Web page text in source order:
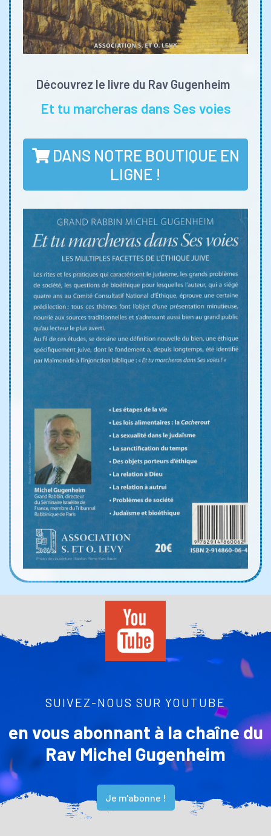
Découvrez le livre du Rav Gugenheim
Et tu marcheras dans Ses voies
DANS NOTRE BOUTIQUE EN
LIGNE !
SUIVEZ-NOUS SUR YOUTUBE
en vous abonnant à la chaîne du
Rav Michel Gugenheim
Je m'abonne !